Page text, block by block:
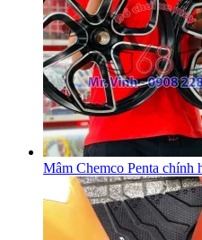
Mâm Chemco Penta chính